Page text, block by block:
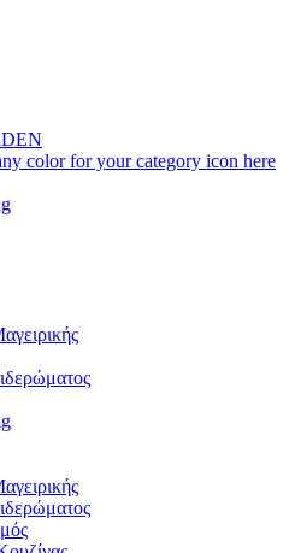
color for your category icon here